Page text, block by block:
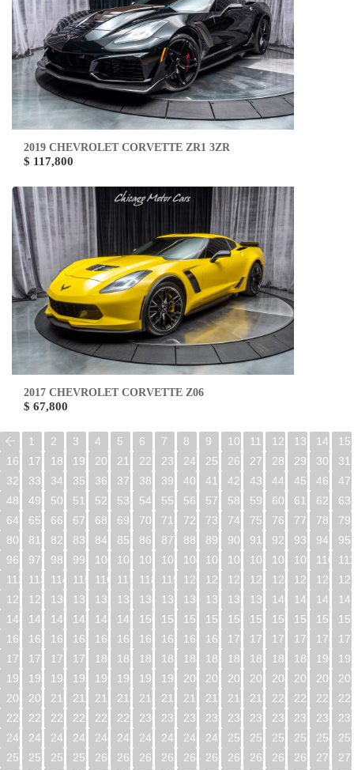
2019 CHEVROLET CORVETTE ZR1 3ZR
$ 117,800
2017 CHEVROLET CORVETTE Z06
$ 67,800
1 2 3 4 5 6 7 8 9 10 11 12 13 14
15
16
17 18 19 20 21 22 23 24 25 26 27 28 29 30
31
32
33 34 35 36 37 38 39 40 41 42 43 44 45 46
47
48
49 50 51 52 53 54 55 56 57 58 59 60 61 62
63
64
65 66 67 68 69 70 71 72 73 74 75 76 77 78
79
80
81 82 83 84 85 86 87 88 89 90 91 92 93 94
95
96
97 98 99 100 101 102 103 104 105 106 107 108 109 110
112
113 114 115 116 117 118 119 120 121 122 123 124 125 126
128
129 130 131 132 133 134 135 136 137 138 139 140 141 142
144
145 146 147 148 149 150 151 152 153 154 155 156 157 158
160
161 162 163 164 165 166 167 168 169 170 171 172 173 174
176
177 178 179 180 181 182 183 184 185 186 187 188 189 190
192
193 194 195 196 197 198 199 200 201 202 203 204 205 206
208
209 210 211 212 213 214 215 216 217 218 219 220 221 222
224
225 226 227 228 229 230 231 232 233 234 235 236 237 238
240
241 242 243 244 245 246 247 248 249 250 251 252 253 254
256
257 258 259 260 261 262 263 264 265 266 267 268 269 270